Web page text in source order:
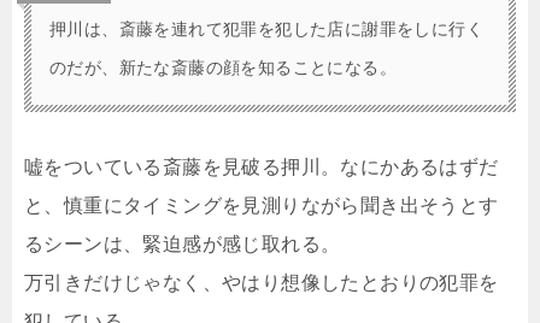
押川は、斎藤を連れて犯罪を犯した店に謝罪をしに行く
のだが、新たな斎藤の顔を知ることになる。
嘘をついている斎藤を見破る押川。なにかあるはずだ
と、慎重にタイミングを見測りながら聞き出そうとす
るシーンは、緊迫感が感じ取れる。
万引きだけじゃなく、やはり想像したとおりの犯罪を